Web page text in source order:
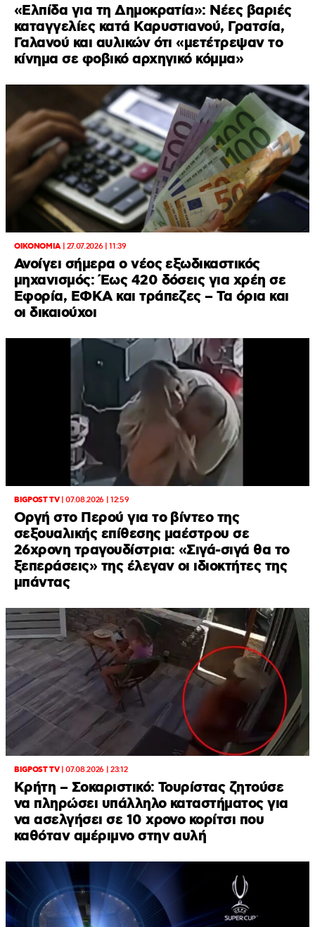
«Ελπίδα για τη Δημοκρατία»: Νέες βαριές
καταγγελίες κατά Καρυστιανού, Γρατσία,
Γαλανού και αυλικών ότι «μετέτρεψαν το
κίνημα σε φοβικό αρχηγικό κόμμα»
ΟΙΚΟΝΟΜΙΑ| 27.07.2026 | 11:39
Ανοίγει σήμερα ο νέος εξωδικαστικός
μηχανισμός: Έως 420 δόσεις για χρέη σε
Εφορία, ΕΦΚΑ και τράπεζες – Τα όρια και
οι δικαιούχοι
BIGPOST TV|07.08.2026 | 12:59
Οργή στο Περού για το βίντεο της
σεξουαλικής επίθεσης μαέστρου σε
26χρονη τραγουδίστρια: «Σιγά-σιγά θα το
ξεπεράσεις» της έλεγαν οι ιδιοκτήτες της
μπάντας
BIGPOST TV|07.08.2026 | 23:12
Κρήτη – Σοκαριστικό: Τουρίστας ζητούσε
να πληρώσει υπάλληλο καταστήματος για
να ασελγήσει σε 10 χρονο κορίτσι που
καθόταν αμέριμνο στην αυλή